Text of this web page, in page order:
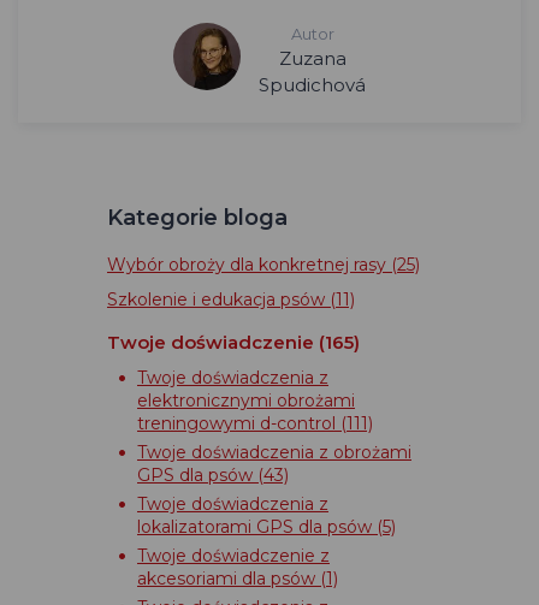
Autor
Zuzana
Spudichová
Kategorie bloga
Wybór obroży dla konkretnej rasy (25)
Szkolenie i edukacja psów (11)
Twoje doświadczenie (165)
Twoje doświadczenia z
elektronicznymi obrożami
treningowymi d-control (111)
Twoje doświadczenia z obrożami
GPS dla psów (43)
Twoje doświadczenia z
lokalizatorami GPS dla psów (5)
Twoje doświadczenie z
akcesoriami dla psów (1)